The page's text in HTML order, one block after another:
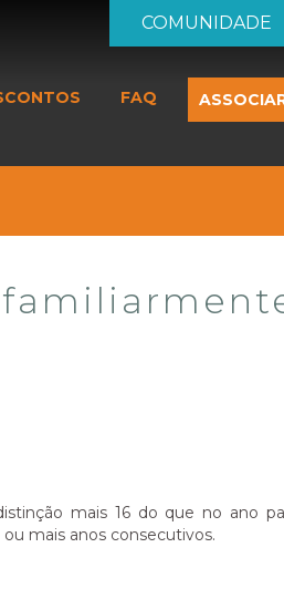
COMUNIDADE
FAQ
mais 16 do que no ano
mais anos consecutivos.